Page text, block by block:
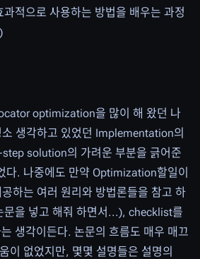
적으로 사용하는 방법을 배우는 과정
optimization을 많이 해 왔던 나
생각하고 있었던 Implementation의
solution의 가려운 부분을 긁어준
다. 나중에도 만약 Optimization할일이
하는 여러 원리와 방법론들을 참고 하
문을 넣고 해줘 하면서...), checklist를
생각이든다. 논문의 흐름도 매우 매끄
이 없었지만, 몇몇 설명들은 설명의